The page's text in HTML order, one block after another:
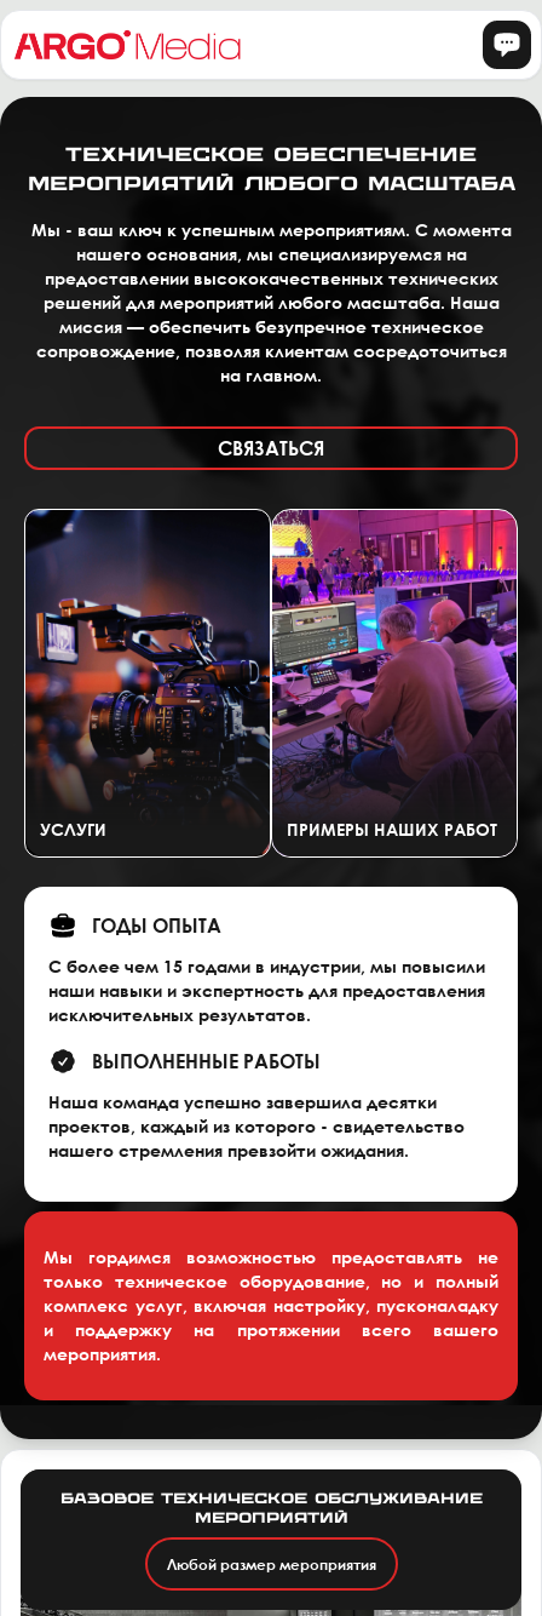
ТЕХНИЧЕСКОЕ ОБЕСПЕЧЕНИЕ
МЕРОПРИЯТИЙ ЛЮБОГО МАСШТАБА
Мы - ваш ключ к успешным мероприятиям. С момента
нашего основания, мы специализируемся на
предоставлении высококачественных технических
решений для мероприятий любого масштаба. Наша
миссия — обеспечить безупречное техническое
сопровождение, позволяя клиентам сосредоточиться
на главном.
СВЯЗАТЬСЯ
УСЛУГИ ПРИМЕРЫ НАШИХ РАБОТ
ГОДЫ ОПЫТА
С более чем 15 годами в индустрии, мы повысили
наши навыки и экспертность для предоставления
исключительных результатов.
ВЫПОЛНЕННЫЕ РАБОТЫ
Наша команда успешно завершила десятки
проектов, каждый из которого - свидетельство
нашего стремления превзойти ожидания.
Мы гордимся возможностью предоставлять не
только техническое оборудование, но и полный
комплекс услуг, включая настройку, пусконаладку
и поддержку на протяжении всего вашего
мероприятия.
Базовое техническое обслуживание
мероприятий
Любой размер мероприятия